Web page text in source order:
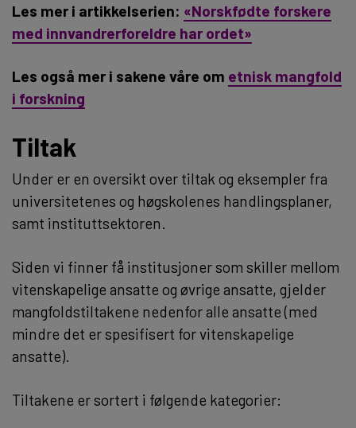
Les mer i artikkelserien: «Norskfødte forskere
med innvandrerforeldre har ordet»
Les også mer i sakene våre om etnisk mangfold
i forskning
Tiltak
Under er en oversikt over tiltak og eksempler fra
universitetenes og høgskolenes handlingsplaner,
samt instituttsektoren.
Siden vi finner få institusjoner som skiller mellom
vitenskapelige ansatte og øvrige ansatte, gjelder
mangfoldstiltakene nedenfor alle ansatte (med
mindre det er spesifisert for vitenskapelige
ansatte).
Tiltakene er sortert i følgende kategorier: